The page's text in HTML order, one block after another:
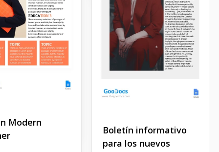
Boletín de
un
difícil sin
Modern
Boletín informativo
para los nuevos